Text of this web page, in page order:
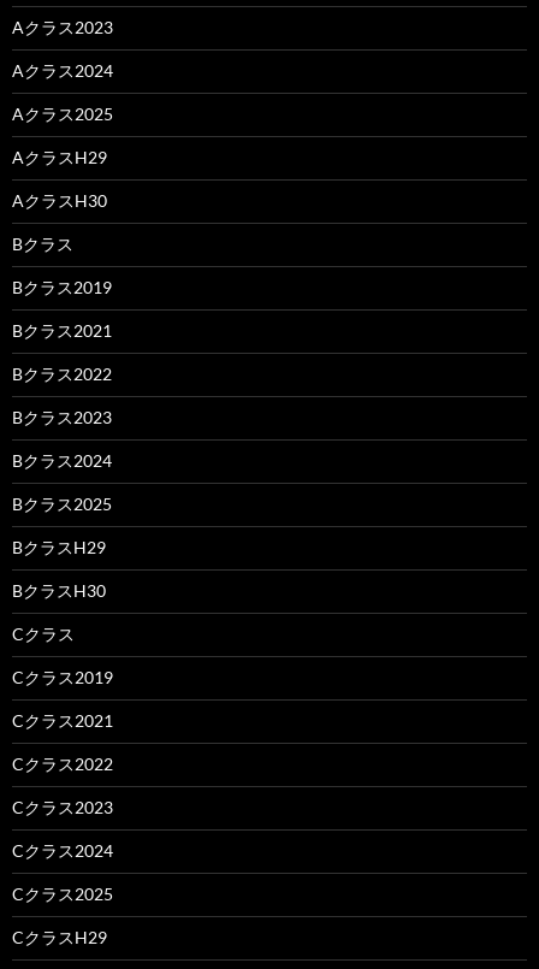
Aクラス2023
Aクラス2024
Aクラス2025
AクラスH29
AクラスH30
Bクラス
Bクラス2019
Bクラス2021
Bクラス2022
Bクラス2023
Bクラス2024
Bクラス2025
BクラスH29
BクラスH30
Cクラス
Cクラス2019
Cクラス2021
Cクラス2022
Cクラス2023
Cクラス2024
Cクラス2025
CクラスH29